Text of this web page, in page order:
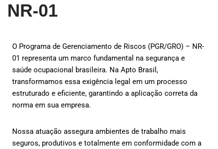
NR-01
O Programa de Gerenciamento de Riscos (PGR/GRO) – NR-
01 representa um marco fundamental na segurança e
saúde ocupacional brasileira. Na Apto Brasil,
transformamos essa exigência legal em um processo
estruturado e eficiente, garantindo a aplicação correta da
norma em sua empresa.
Nossa atuação assegura ambientes de trabalho mais
seguros, produtivos e totalmente em conformidade com a